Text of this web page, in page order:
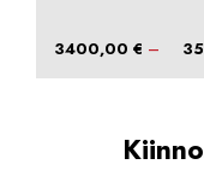
3400,00€ –